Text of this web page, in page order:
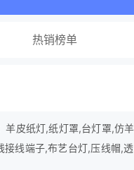
热销榜单
羊皮纸灯,纸灯罩,台灯罩,仿
线端子,布艺台灯,压线帽,